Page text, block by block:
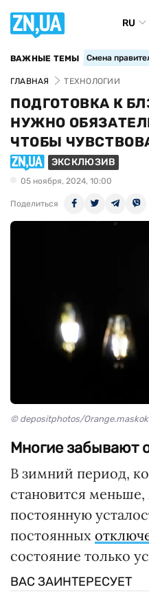
RU
ВАЖНЫЕ ТЕМЫ Смена
ГЛАВНАЯ ТЕХНОЛОГИИ
ПОДГОТОВКА К
НУЖНО
ЧТОБЫ
ЭКСКЛЮЗИВ
05 ноября, 2024, 10:00
Поделиться
© depositphotos/
Многие забывают
В зимний период,
становится
постоянную
постоянных
состояние только
ВАС ЗАИНТЕРЕСУЕТ